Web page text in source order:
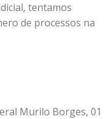
tentamos
de processos na
Murilo Borges, 01